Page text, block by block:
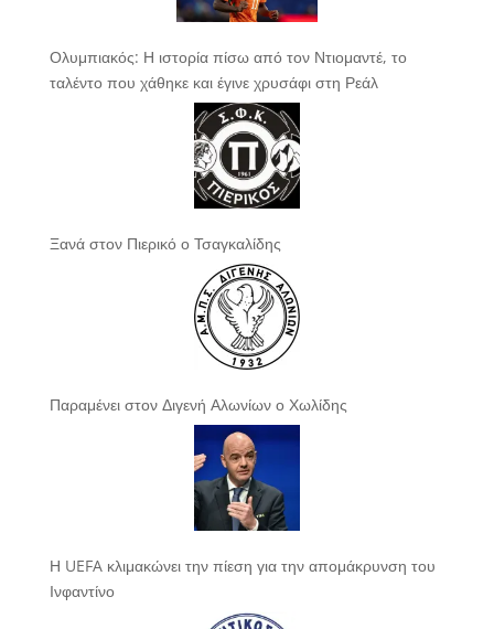
Ολυμπιακός: Η ιστορία πίσω από τον Ντιομαντέ, το
ταλέντο που χάθηκε και έγινε χρυσάφι στη Ρεάλ
Ξανά στον Πιερικό ο Τσαγκαλίδης
Παραμένει στον Διγενή Αλωνίων ο Χωλίδης
Η UEFA κλιμακώνει την πίεση για την απομάκρυνση του
Ινφαντίνο